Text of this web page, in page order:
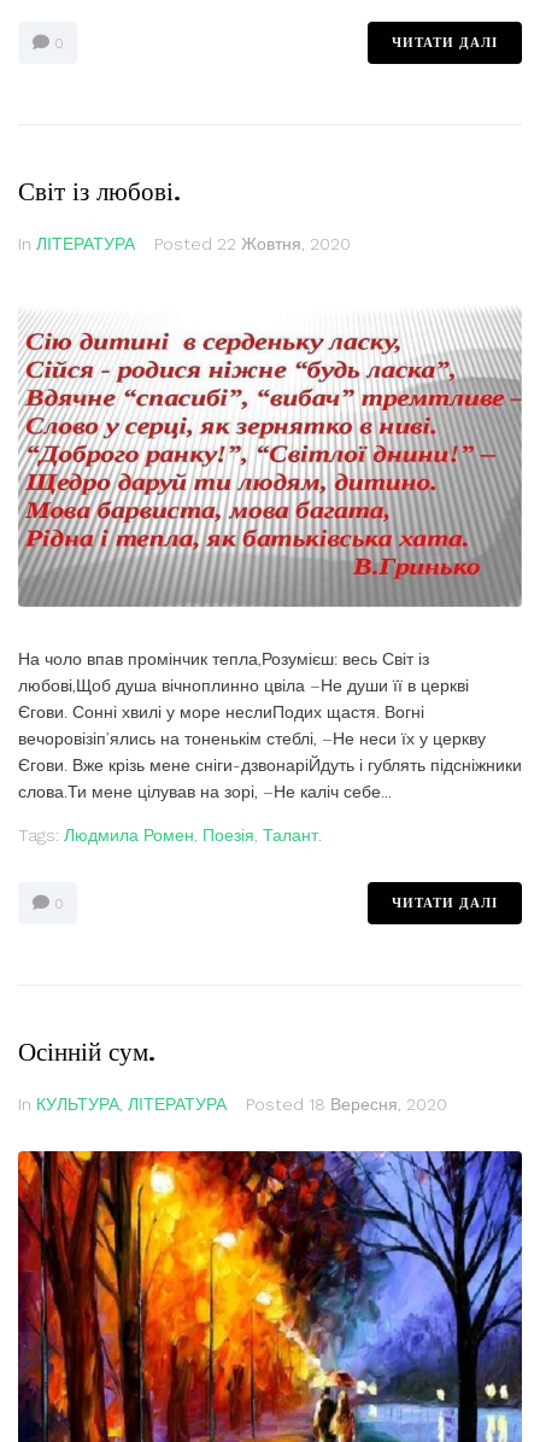
0 ЧИТАТИ ДАЛІ
Світ із любові.
In ЛІТЕРАТУРА Posted 22 Жовтня, 2020
На чоло впав промінчик тепла,Розумієш: весь Світ із
любові,Щоб душа вічноплинно цвіла –Не души її в церкві
Єгови. Сонні хвилі у море неслиПодих щастя. Вогні
вечоровізіп’ялись на тоненькім стеблі, –Не неси їх у церкву
Єгови. Вже крізь мене сніги-дзвонаріЙдуть і гублять підсніжники
слова.Ти мене цілував на зорі, –Не каліч себе...
Tags: Людмила Ромен Поезія Талант.
0 ЧИТАТИ ДАЛІ
Осінній сум.
In КУЛЬТУРА ЛІТЕРАТУРА Posted 18 Вересня, 2020